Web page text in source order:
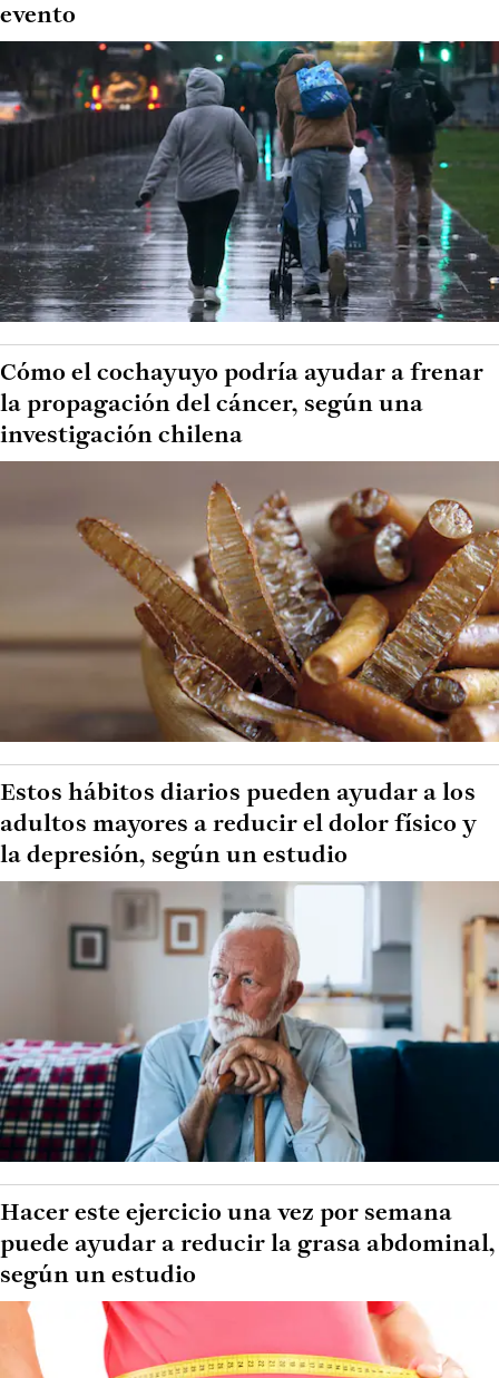
evento
Cómo el cochayuyo podría ayudar a frenar
la propagación del cáncer, según una
investigación chilena
Estos hábitos diarios pueden ayudar a los
adultos mayores a reducir el dolor físico y
la depresión, según un estudio
Hacer este ejercicio una vez por semana
puede ayudar a reducir la grasa abdominal,
según un estudio